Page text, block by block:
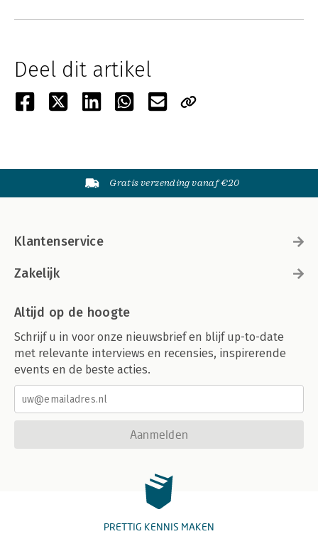
Deel dit artikel
Gratis verzending vanaf €20
Klantenservice
Zakelijk
Altijd op de hoogte
Schrijf u in voor onze nieuwsbrief en blijf up-to-date
met relevante interviews en recensies, inspirerende
events en de beste acties.
Aanmelden
PRETTIG KENNIS MAKEN